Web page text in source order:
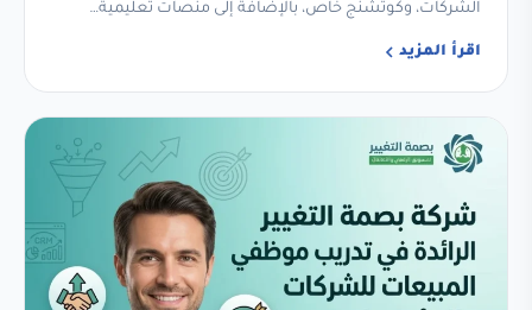
الشركات، وكوتشنج خاص، بالإضافة إلى منصات تعليمية…
اقرأ المزيد